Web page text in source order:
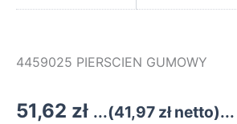
4459025 PIERSCIEN GUMOWY
51,62 zł ...(41,97 złnetto)...